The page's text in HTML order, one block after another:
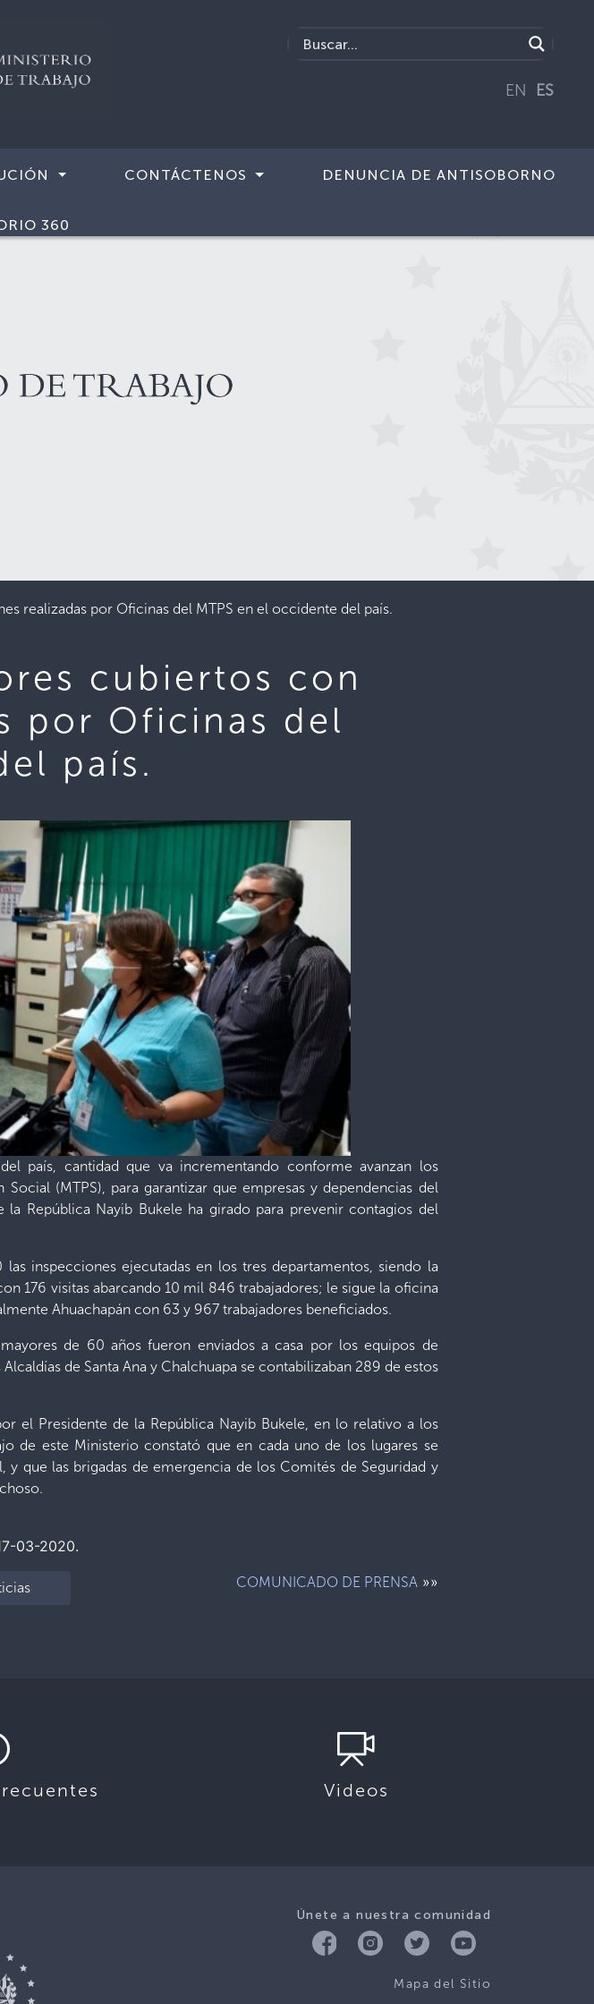
EN ES
CONTÁCTENOS DENUNCIA DE ANTISOBORNO
360
realizadas por Oficinas del MTPS en el occidente del país.
cubiertos con
por Oficinas del
país.
país, cantidad que va incrementando conforme avanzan los
(MTPS), para garantizar que empresas y dependencias del
República Nayib Bukele ha girado para prevenir contagios del
inspecciones ejecutadas en los tres departamentos, siendo la
176 visitas abarcando 10 mil 846 trabajadores; le sigue la oficina
Ahuachapán con 63 y 967 trabajadores beneficiados.
de 60 años fueron enviados a casa por los equipos de
de Santa Ana y Chalchuapa se contabilizaban 289 de estos
el Presidente de la República Nayib Bukele, en lo relativo a los
de este Ministerio constató que en cada uno de los lugares se
que las brigadas de emergencia de los Comités de Seguridad y
03-2020.
COMUNICA­DO DE PRENSA»»
Videos
Únete a nuestra comunidad
Mapa del Sitio